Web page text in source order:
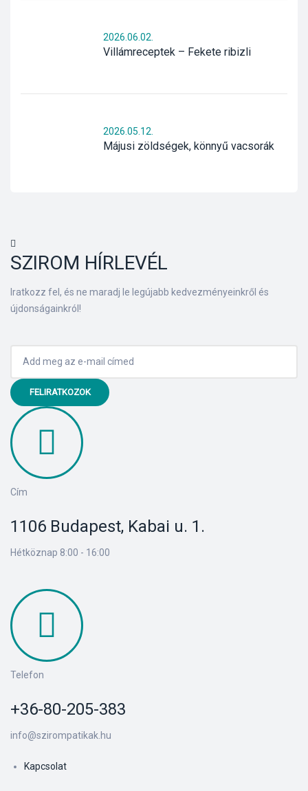
Villámreceptek – Fekete ribizli
2026.06.02.
Májusi zöldségek, könnyű vacsorák
2026.05.12.
SZIROM HÍRLEVÉL
Iratkozz fel, és ne maradj le legújabb kedvezményeinkről és
újdonságainkról!
FELIRATKOZOK
Cím
1106 Budapest, Kabai u. 1.
Hétköznap 8:00 - 16:00
Telefon
+36-80-205-383
info@szirompatikak.hu
Kapcsolat